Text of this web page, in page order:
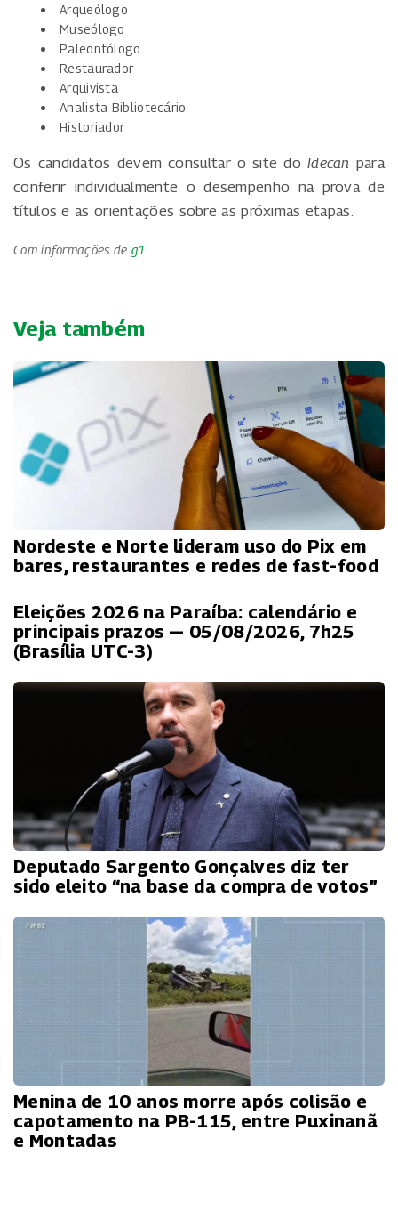
Arqueólogo
Museólogo
Paleontólogo
Restaurador
Arquivista
Analista Bibliotecário
Historiador
Os candidatos devem consultar o site do Idecan para
conferir individualmente o desempenho na prova de
títulos e as orientações sobre as próximas etapas.
Com informações de g1
Veja também
Nordeste e Norte lideram uso do Pix em
bares, restaurantes e redes de fast-food
Eleições 2026 na Paraíba: calendário e
principais prazos — 05/08/2026, 7h25
(Brasília UTC-3)
Deputado Sargento Gonçalves diz ter
sido eleito “na base da compra de votos”
Menina de 10 anos morre após colisão e
capotamento na PB-115, entre Puxinanã
e Montadas